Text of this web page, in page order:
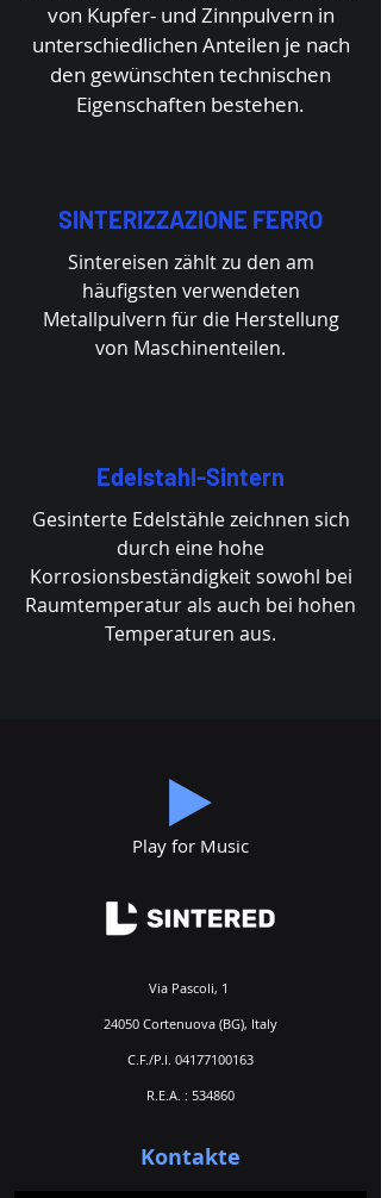
von Kupfer- und Zinnpulvern in
unterschiedlichen Anteilen je nach
den gewünschten technischen
Eigenschaften bestehen.
SINTERIZZAZIONE FERRO
Sintereisen zählt zu den am
häufigsten verwendeten
Metallpulvern für die Herstellung
von Maschinenteilen.
Edelstahl-Sintern
Gesinterte Edelstähle zeichnen sich
durch eine hohe
Korrosionsbeständigkeit sowohl bei
Raumtemperatur als auch bei hohen
Temperaturen aus.
Play for Music
Via Pascoli, 1
24050 Cortenuova (BG), Italy
C.F./P.I. 04177100163
R.E.A. : 534860
Kontakte